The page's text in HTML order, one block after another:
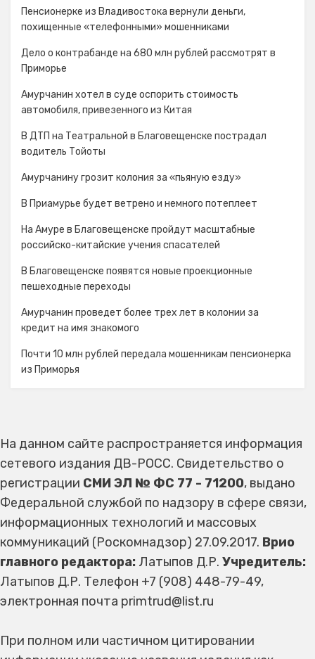
Пенсионерке из Владивостока вернули деньги,
похищенные «телефонными» мошенниками
Дело о контрабанде на 680 млн рублей рассмотрят в
Приморье
Амурчанин хотел в суде оспорить стоимость
автомобиля, привезенного из Китая
В ДТП на Театральной в Благовещенске пострадал
водитель Тойоты
Амурчанину грозит колония за «пьяную езду»
В Приамурье будет ветрено и немного потеплеет
На Амуре в Благовещенске пройдут масштабные
российско-китайские учения спасателей
В Благовещенске появятся новые проекционные
пешеходные переходы
Амурчанин проведет более трех лет в колонии за
кредит на имя знакомого
Почти 10 млн рублей передала мошенникам пенсионерка
из Приморья
На данном сайте распространяется информация
сетевого издания ДВ-РОСС. Свидетельство о
регистрации СМИ ЭЛ № ФС 77 - 71200, выдано
Федеральной службой по надзору в сфере связи,
информационных технологий и массовых
коммуникаций (Роскомнадзор) 27.09.2017. Врио
главного редактора: Латыпов Д.Р. Учредитель:
Латыпов Д.Р. Телефон +7 (908) 448-79-49,
электронная почта primtrud@list.ru
При полном или частичном цитировании